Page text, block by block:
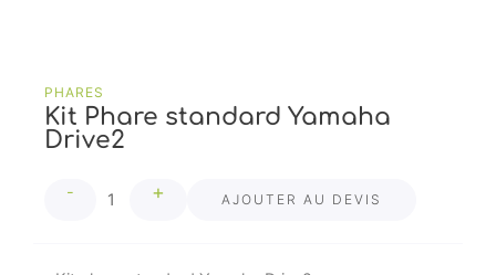
PHARES
Kit Phare standard Yamaha
Drive2
- + AJOUTER AU DEVIS